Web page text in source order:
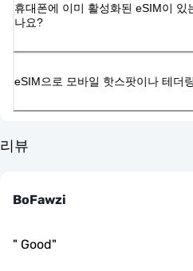
휴대폰에 이미 활성화된 eSIM이 있
나요?
eSIM으로 모바일 핫스팟이나 테더
리뷰
BoFawzi
" Good"